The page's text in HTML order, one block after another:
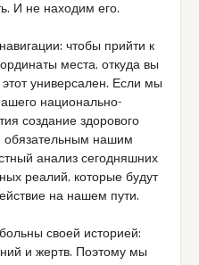
И не находим его.
чтобы прийти к
места, откуда вы
универсален. Если мы
национально-
создание здорового
обязательным нашим
анализ сегодняшних
реалий, которые будут
на нашем пути.
своей историей:
и жертв. Поэтому мы